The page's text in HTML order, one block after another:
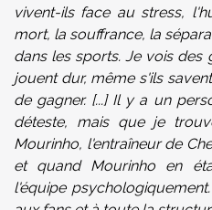
vivent-ils face au stress,
mort, la souffrance, la
dans les sports. Je vois
jouent dur, même s'ils
de gagner. [...] Il y a un
déteste, mais que je
Mourinho, l'entraîneur de
et quand Mourinho en
l'équipe